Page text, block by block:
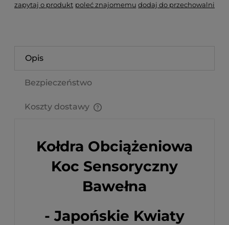
zapytaj o produkt poleć znajomemu dodaj do przechowalni
Opis
Bezpieczeństwo
Koszty dostawy
Kołdra Obciążeniowa
Koc Sensoryczny
Bawełna
- Japońskie Kwiaty